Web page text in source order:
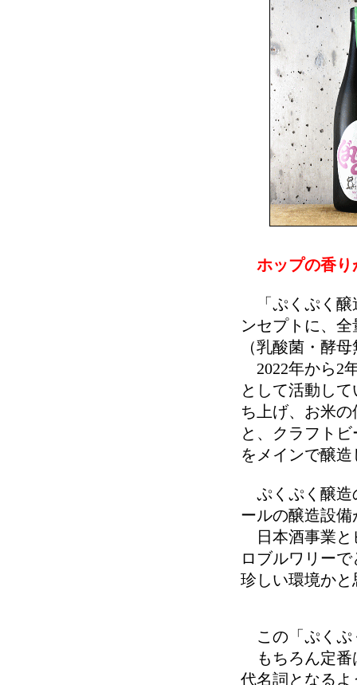
ホップの香り
「ぷくぷく醸
ンセプトに、
（乳酸菌・酵
2022年から2
として活動し
ち上げ、お米
と、クラフト
をメインで醸
ぷくぷく醸造
ールの醸造設
日本酒事業と
ロブルワリー
珍しい環境かと
この「ぷくぷ
もちろん定番
代名詞となる